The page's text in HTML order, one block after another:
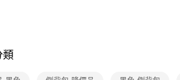
類